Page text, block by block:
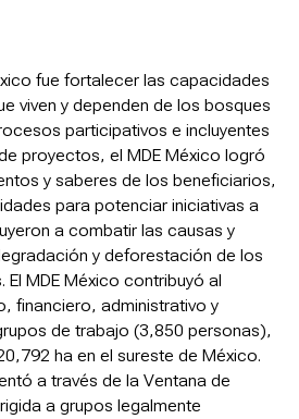
fue fortalecer las capacidades
viven y dependen de los bosques
participativos e incluyentes
proyectos, el MDE México logró
y saberes de los beneficiarios,
para potenciar iniciativas a
a combatir las causas y
y deforestación de los
MDE México contribuyó al
financiero, administrativo y
de trabajo (3,850 personas),
ha en el sureste de México.
a través de la Ventana de
a grupos legalmente